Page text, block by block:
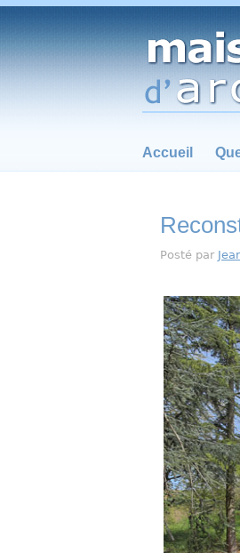
Accueil
Posté par